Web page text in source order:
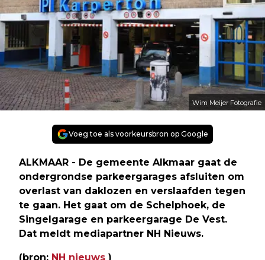
Wim Meijer Fotografie
Voeg toe als voorkeursbron op Google
ALKMAAR - De gemeente Alkmaar gaat de
ondergrondse parkeergarages afsluiten om
overlast van daklozen en verslaafden tegen
te gaan. Het gaat om de Schelphoek, de
Singelgarage en parkeergarage De Vest.
Dat meldt mediapartner NH Nieuws.
(bron: NH nieuws )